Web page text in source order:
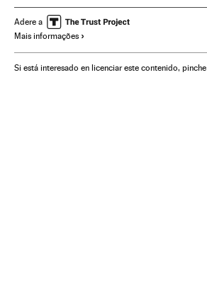
Ideologias América Literatura
Adere a
Mais informações
Si está interesado en licenciar este contenido, pinche